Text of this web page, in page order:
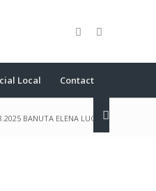
Local Contact
BANUTA ELENA LUCICA